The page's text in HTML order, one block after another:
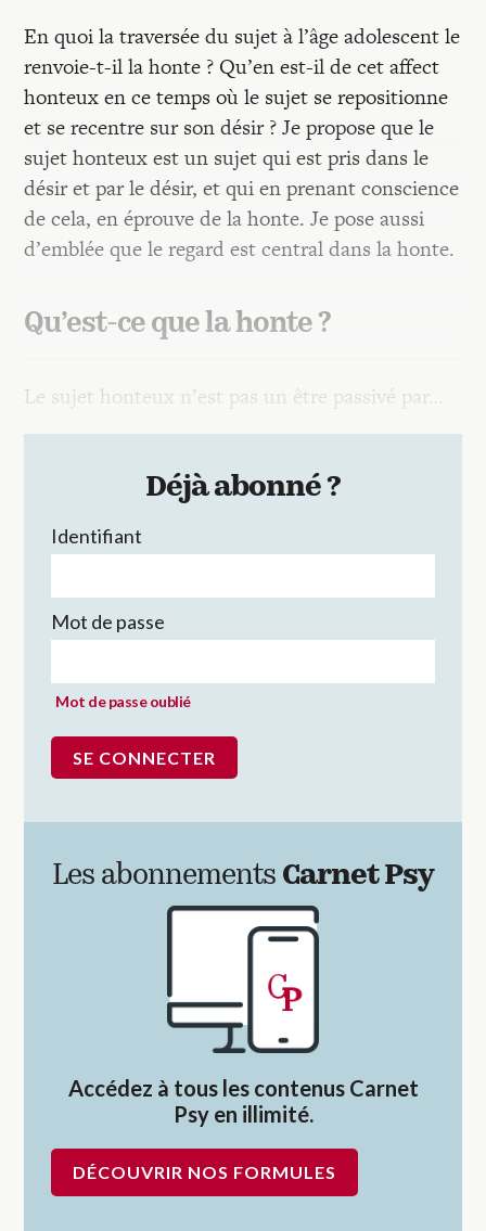
En quoi la traversée du sujet à l’âge adolescent le
renvoie-t-il la honte ? Qu’en est-il de cet affect
honteux en ce temps où le sujet se repositionne
et se recentre sur son désir ? Je propose que le
sujet honteux est un sujet qui est pris dans le
désir et par le désir, et qui en prenant conscience
de cela, en éprouve de la honte. Je pose aussi
d’emblée que le regard est central dans la honte.
Qu’est-ce que la honte ?
Le sujet honteux n’est pas un être passivé par…
Déjà abonné ?
Identifiant
Mot de passe
Mot de passe oublié
Les abonnements Carnet Psy
Accédez à tous les contenus Carnet
Psy en illimité.
DÉCOUVRIR NOS FORMULES